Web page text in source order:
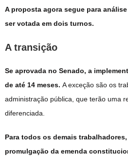
A proposta agora segue para
ser votada em dois turnos.
A transição
Se aprovada no Senado, a
de até 14 meses. A exceção são os
administração pública, que terão uma
diferenciada.
Para todos os demais
promulgação da emenda